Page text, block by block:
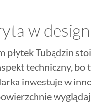
w
płytek Tubądzin
techniczny, bo
inwestuje w